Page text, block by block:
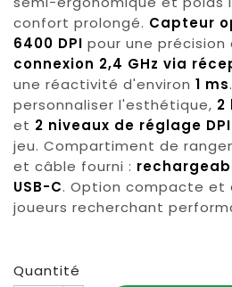
confort prolongé. Capteur
6400 DPI pour une
connexion 2,4 GHz via
une réactivité d'environ 1 ms.
personnaliser l'esthétique, 2
et 2 niveaux de réglage DPI
jeu. Compartiment de
et câble fourni :
USB-C. Option compacte et
joueurs recherchant
Quantité